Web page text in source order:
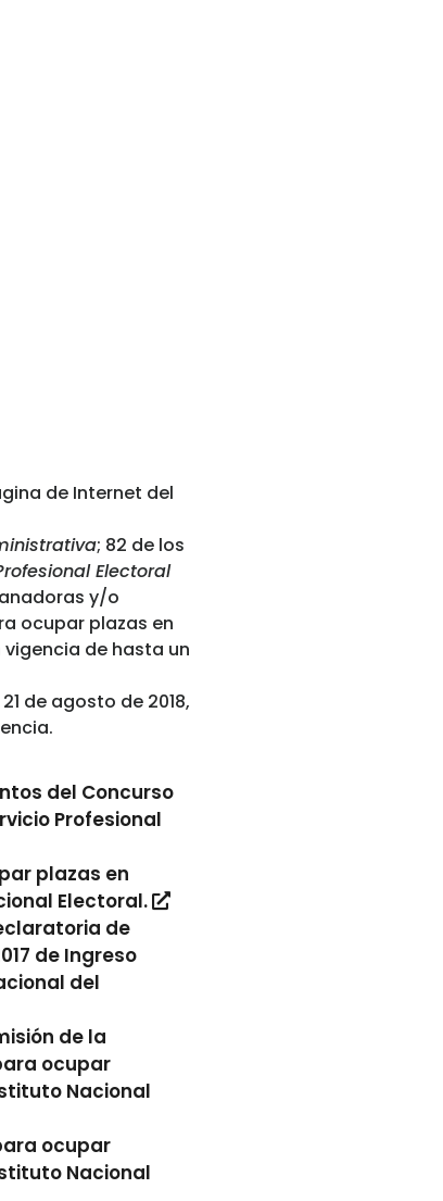
de Internet del
; 82 de los
Electoral
y/o
ocupar plazas en
de hasta un
de agosto de 2018,
del Concurso
Profesional
plazas en
Electoral.
de
de Ingreso
del
de la
ocupar
Nacional
ocupar
Nacional